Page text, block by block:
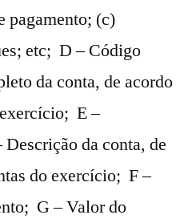
pagamento; (c)
etc; D – Código
da conta, de acordo
E –
da conta, de
do exercício; F –
G – Valor do